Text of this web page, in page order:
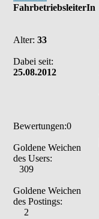
FahrbetriebsleiterIn
Alter: 33
Dabei seit:
25.08.2012
Bewertungen:0
Goldene Weichen
des Users:
309
Goldene Weichen
des Postings:
2